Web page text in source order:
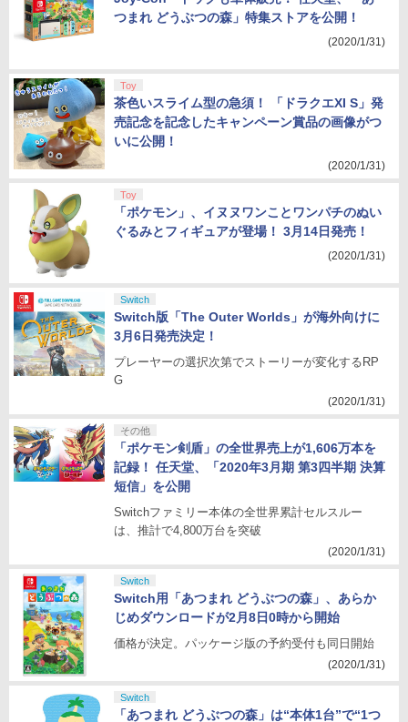
つまれ どうぶつの森」特集ストアを公開！
(2020/1/31)
Toy
茶色いスライム型の急須！ 「ドラクエXI S」発
売記念を記念したキャンペーン賞品の画像がつ
いに公開！
(2020/1/31)
Toy
「ポケモン」、イヌヌワンことワンパチのぬい
ぐるみとフィギュアが登場！ 3月14日発売！
(2020/1/31)
Switch
Switch版「The Outer Worlds」が海外向けに
3月6日発売決定！
プレーヤーの選択次第でストーリーが変化するRP
G
(2020/1/31)
その他
「ポケモン剣盾」の全世界売上が1,606万本を
記録！ 任天堂、「2020年3月期 第3四半期 決算
短信」を公開
Switchファミリー本体の全世界累計セルスルー
は、推計で4,800万台を突破
(2020/1/31)
Switch
Switch用「あつまれ どうぶつの森」、あらか
じめダウンロードが2月8日0時から開始
価格が決定。パッケージ版の予約受付も同日開始
(2020/1/31)
Switch
「あつまれ どうぶつの森」は“本体1台”で“1つ